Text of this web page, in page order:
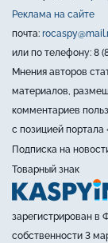
Реклама на сайте
почта:
или по телефону: 8
Мнения авторов
материалов,
комментариев
с позицией
Подписка на
Товарный знак
зарегистрирован в
собственности 3